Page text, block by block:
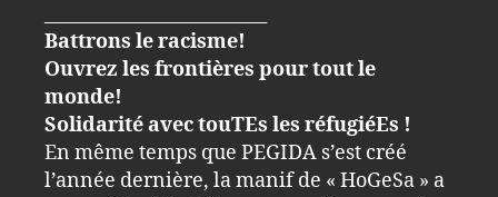
Battrons le racisme!
Ouvrez les frontières pour tout le
monde!
Solidarité avec touTEs les réfugiéEs !
En même temps que PEGIDA s’est créé
l’année dernière, la manif de « HoGeSa » a